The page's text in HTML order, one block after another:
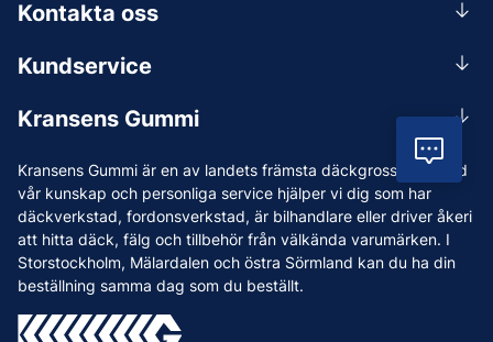
Kransens Gummi är en av landets främsta däckgrossister. Med
vår kunskap och personliga service hjälper vi dig som har
däckverkstad, fordonsverkstad, är bilhandlare eller driver åkeri
att hitta däck, fälg och tillbehör från välkända varumärken. I
Storstockholm, Mälardalen och östra Sörmland kan du ha din
beställning samma dag som du beställt.
Kundservice
Leverans
Reklamation & återköp
Betalning & faktura
Köpvillkor
Vanliga frågor och svar
Kransens Gummi
Vi som jobbar på Kransens Gummi
Jobba hos oss
Nyheter
Tips & Råd
Varumärken
Kontakta oss
0156-409 00
Mån-Tors 07.30-16:30, Fre 07.30-15.00.
Lunchstängt 12:00-12:30